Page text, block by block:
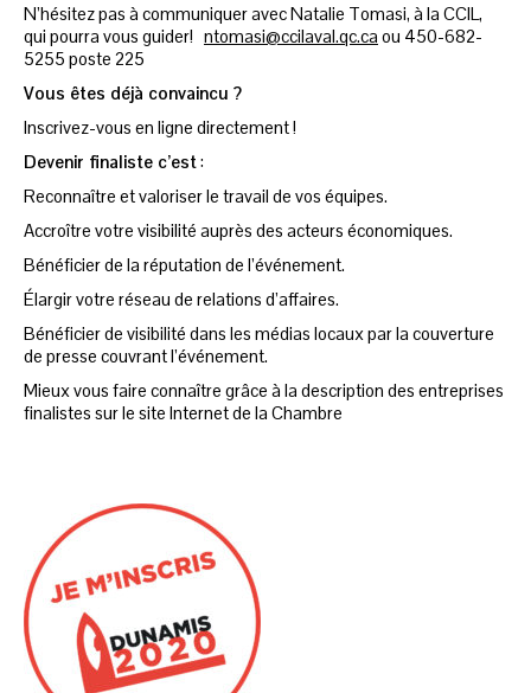
N’hésitez pas à communiquer avec Natalie Tomasi, à la CCIL,
qui pourra vous guider! ntomasi@ccilaval.qc.ca ou 450-682-
5255 poste 225
Vous êtes déjà convaincu ?
Inscrivez-vous en ligne directement !
Devenir finaliste c’est:
Reconnaître et valoriser le travail de vos équipes.
Accroître votre visibilité auprès des acteurs économiques.
Bénéficier de la réputation de l’événement.
Élargir votre réseau de relations d’affaires.
Bénéficier de visibilité dans les médias locaux par la couverture
de presse couvrant l’événement.
Mieux vous faire connaître grâce à la description des entreprises
finalistes sur le site Internet de la Chambre